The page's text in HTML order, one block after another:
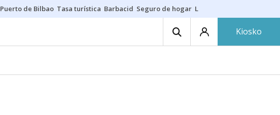
Puerto de Bilbao Tasa turística Barbacid Seguro de hogar Lío Athletic-Osasuna
Kiosko